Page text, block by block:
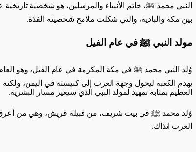
النبي محمد ﷺ، خاتم الأنبياء والمرسلين، هو شخصية
بين مكة والبادية، والتي شكلت ملامح شخصيته الفذة.
مولد النبي ﷺ في عام الفيل
وُلد النبي محمد ﷺ في مكة المكرمة في عام الفيل، وهو العام
يهدم الكعبة ليحول وجهة العرب إلى كنيسته في اليمن،
العظيم بمثابة تمهيد لمولد النبي الذي سيغير مسار البشرية.
وُلد محمد ﷺ في بيت شريف، من قبيلة قريش، وهي من أعرق
العرب آنذاك.